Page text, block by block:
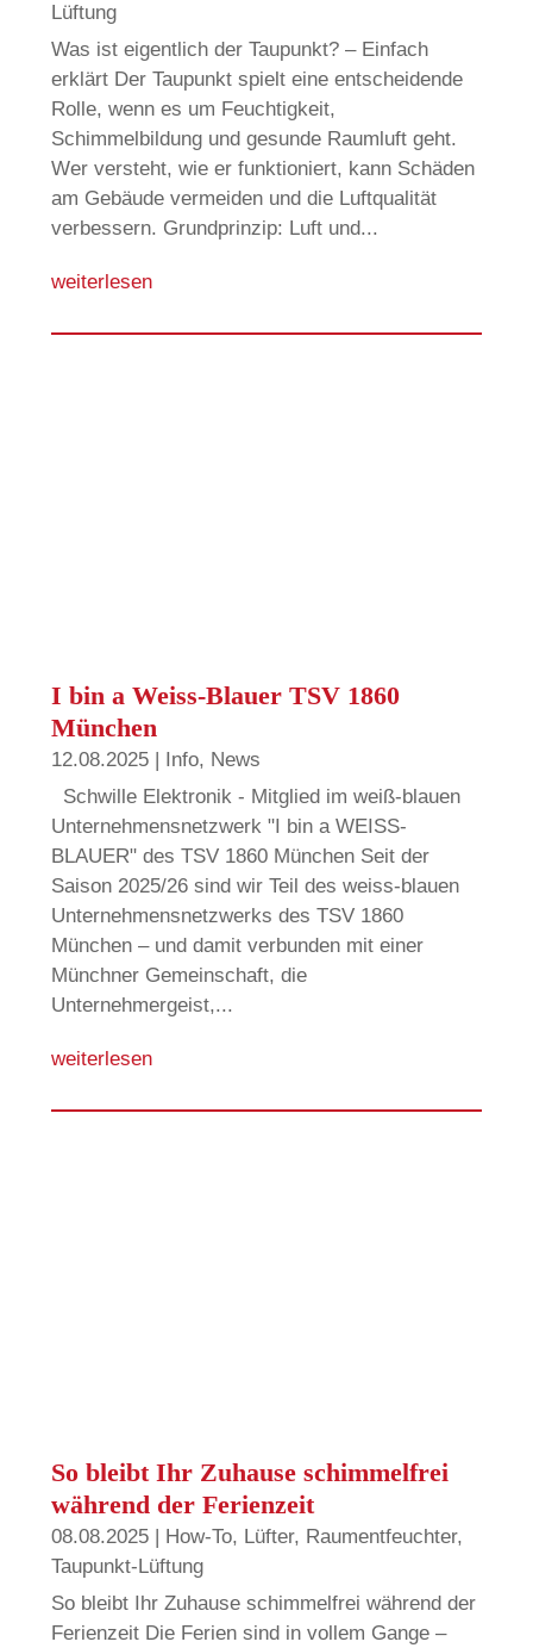
Lüftung
Was ist eigentlich der Taupunkt? – Einfach
erklärt Der Taupunkt spielt eine entscheidende
Rolle, wenn es um Feuchtigkeit,
Schimmelbildung und gesunde Raumluft geht.
Wer versteht, wie er funktioniert, kann Schäden
am Gebäude vermeiden und die Luftqualität
verbessern. Grundprinzip: Luft und...
weiterlesen
I bin a Weiss-Blauer TSV 1860
München
12.08.2025| Info, News
Schwille Elektronik - Mitglied im weiß-blauen
Unternehmensnetzwerk "I bin a WEISS-
BLAUER" des TSV 1860 München Seit der
Saison 2025/26 sind wir Teil des weiss-blauen
Unternehmensnetzwerks des TSV 1860
München – und damit verbunden mit einer
Münchner Gemeinschaft, die
Unternehmergeist,...
weiterlesen
So bleibt Ihr Zuhause schimmelfrei
während der Ferienzeit
08.08.2025| How-To, Lüfter, Raumentfeuchter,
Taupunkt-Lüftung
So bleibt Ihr Zuhause schimmelfrei während der
Ferienzeit Die Ferien sind in vollem Gange –